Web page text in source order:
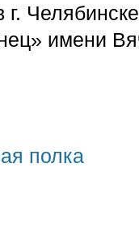
г.
имени
полка